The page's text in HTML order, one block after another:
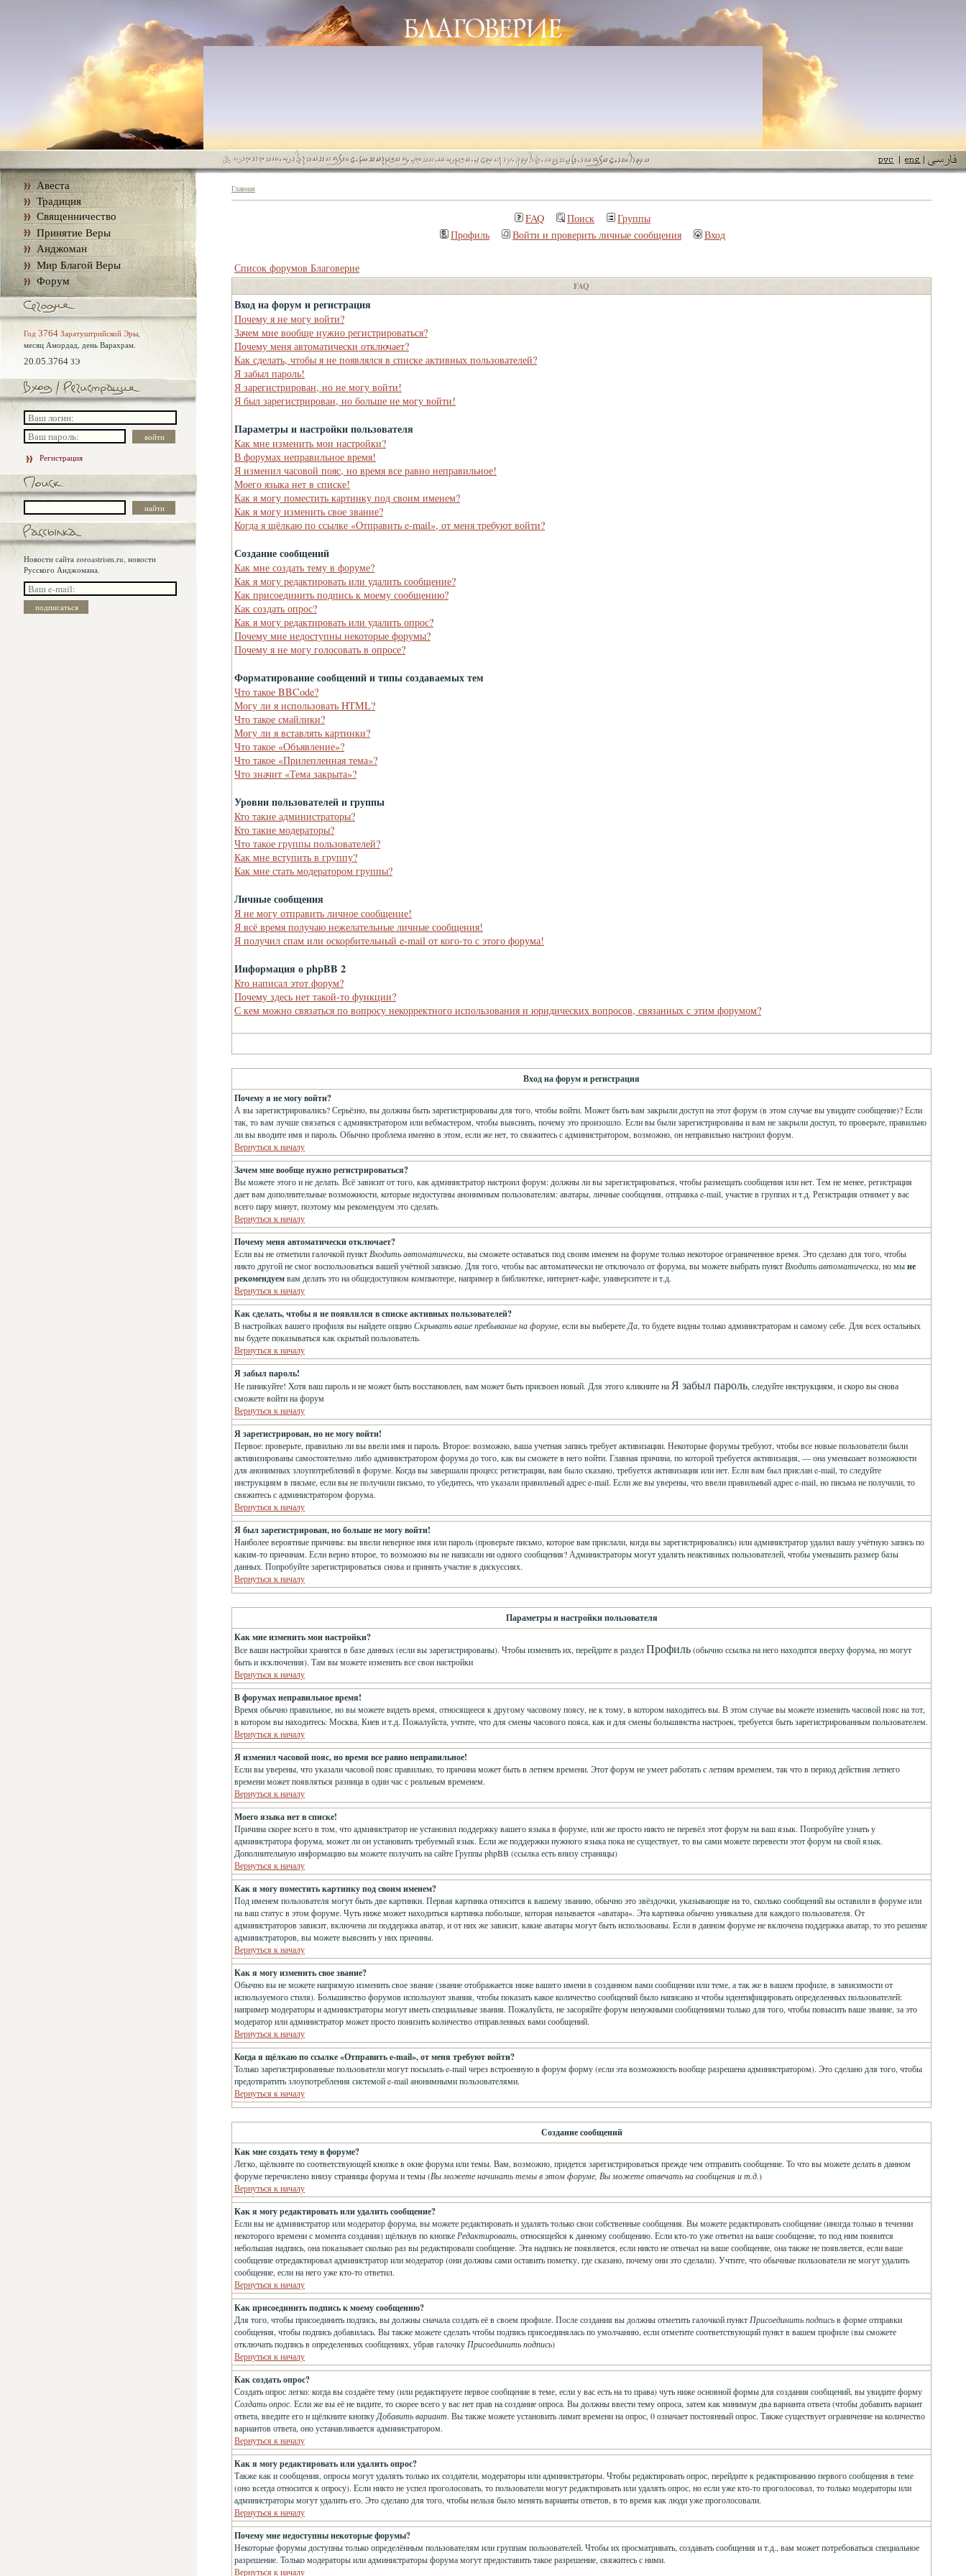
Авеста
Традиция
Священничество
Принятие Веры
Анджоман
Мир Благой Веры
Форум
Год 3764 Заратуштрийской Эры,
месяц Амордад, день Варахрам.
20.05.3764 ЗЭ
Регистрация
Новости сайта zoroastrism.ru, новости
Русского Анджомана.
Главная
FAQ Поиск
Группы
Профиль
Войти и проверить личные сообщения Вход
Список форумов Благоверие
FAQ
Вход на форум и регистрация
Почему я не могу войти?
Зачем мне вообще нужно регистрироваться?
Почему меня автоматически отключает?
Как сделать, чтобы я не появлялся в списке активных пользователей?
Я забыл пароль!
Я зарегистрирован, но не могу войти!
Я был зарегистрирован, но больше не могу войти!
Параметры и настройки пользователя
Как мне изменить мои настройки?
В форумах неправильное время!
Я изменил часовой пояс, но время все равно неправильное!
Моего языка нет в списке!
Как я могу поместить картинку под своим именем?
Как я могу изменить свое звание?
Когда я щёлкаю по ссылке «Отправить e-mail», от меня требуют войти?
Создание сообщений
Как мне создать тему в форуме?
Как я могу редактировать или удалить сообщение?
Как присоединить подпись к моему сообщению?
Как создать опрос?
Как я могу редактировать или удалить опрос?
Почему мне недоступны некоторые форумы?
Почему я не могу голосовать в опросе?
Форматирование сообщений и типы создаваемых тем
Что такое BBCode?
Могу ли я использовать HTML?
Что такое смайлики?
Могу ли я вставлять картинки?
Что такое «Объявление»?
Что такое «Прилепленная тема»?
Что значит «Тема закрыта»?
Уровни пользователей и группы
Кто такие администраторы?
Кто такие модераторы?
Что такое группы пользователей?
Как мне вступить в группу?
Как мне стать модератором группы?
Личные сообщения
Я не могу отправить личное сообщение!
Я всё время получаю нежелательные личные сообщения!
Я получил спам или оскорбительный e-mail от кого-то с этого форума!
Информация о phpBB 2
Кто написал этот форум?
Почему здесь нет такой-то функции?
С кем можно связаться по вопросу некорректного использования и юридических вопросов, связанных с этим форумом?
Вход на форум и регистрация
Почему я не могу войти?
А вы зарегистрировались? Серьёзно, вы должны быть зарегистрированы для того, чтобы войти. Может быть вам закрыли доступ на этот форум (в этом случае вы увидите сообщение)? Если
так, то вам лучше связаться с администратором или вебмастером, чтобы выяснить, почему это произошло. Если вы были зарегистрированы и вам не закрыли доступ, то проверьте, правильно
ли вы вводите имя и пароль. Обычно проблема именно в этом, если же нет, то свяжитесь с администратором, возможно, он неправильно настроил форум.
Вернуться к началу
Зачем мне вообще нужно регистрироваться?
Вы можете этого и не делать. Всё зависит от того, как администратор настроил форум: должны ли вы зарегистрироваться, чтобы размещать сообщения или нет. Тем не менее, регистрация
дает вам дополнительные возможности, которые недоступны анонимным пользователям: аватары, личные сообщения, отправка e-mail, участие в группах и т.д. Регистрация отнимет у вас
всего пару минут, поэтому мы рекомендуем это сделать.
Вернуться к началу
Почему меня автоматически отключает?
Если вы не отметили галочкой пункт Входить автоматически, вы сможете оставаться под своим именем на форуме только некоторое ограниченное время. Это сделано для того, чтобы
никто другой не смог воспользоваться вашей учётной записью. Для того, чтобы вас автоматически не отключало от форума, вы можете выбрать пункт Входить автоматически, но мыне
рекомендуемвам делать это на общедоступном компьютере, например в библиотеке, интернет-кафе, университете и т.д.
Вернуться к началу
Как сделать, чтобы я не появлялся в списке активных пользователей?
В настройках вашего профиля вы найдете опциюСкрывать ваше пребывание на форуме, если вы выберетеДа, то будете видны только администраторам и самому себе. Для всех остальных
вы будете показываться как скрытый пользователь.
Вернуться к началу
Я забыл пароль!
Не паникуйте! Хотя ваш пароль и не может быть восстановлен, вам может быть присвоен новый. Для этого кликните на Я забыл пароль, следуйте инструкциям, и скоро вы снова
сможете войти на форум
Вернуться к началу
Я зарегистрирован, но не могу войти!
Первое: проверьте, правильно ли вы ввели имя и пароль. Второе: возможно, ваша учетная запись требует активизации. Некоторые форумы требуют, чтобы все новые пользователи были
активизированы самостоятельно либо администратором форума до того, как вы сможете в него войти. Главная причина, по которой требуется активизация, — она уменьшает возможности
для анонимных злоупотреблений в форуме. Когда вы завершали процесс регистрации, вам было сказано, требуется активизация или нет. Если вам был прислан e-mail, то следуйте
инструкциям в письме, если вы не получили письмо, то убедитесь, что указали правильный адрес e-mail. Если же вы уверены, что ввели правильный адрес e-mail, но письма не получили, то
свяжитесь с администратором форума.
Вернуться к началу
Я был зарегистрирован, но больше не могу войти!
Наиболее вероятные причины: вы ввели неверное имя или пароль (проверьте письмо, которое вам прислали, когда вы зарегистрировались) или администратор удалил вашу учётную запись по
каким-то причинам. Если верно второе, то возможно вы не написали ни одного сообщения? Администраторы могут удалять неактивных пользователей, чтобы уменьшить размер базы
данных. Попробуйте зарегистрироваться снова и принять участие в дискуссиях.
Вернуться к началу
Параметры и настройки пользователя
Как мне изменить мои настройки?
Все ваши настройки хранятся в базе данных (если вы зарегистрированы). Чтобы изменить их, перейдите в разделПрофиль(обычно ссылка на него находится вверху форума, но могут
быть и исключения). Там вы можете изменить все свои настройки
Вернуться к началу
В форумах неправильное время!
Время обычно правильное, но вы можете видеть время, относящееся к другому часовому поясу, не к тому, в котором находитесь вы. В этом случае вы можете изменить часовой пояс на тот,
в котором вы находитесь: Москва, Киев и т.д. Пожалуйста, учтите, что для смены часового пояса, как и для смены большинства настроек, требуется быть зарегистрированным пользователем.
Вернуться к началу
Я изменил часовой пояс, но время все равно неправильное!
Если вы уверены, что указали часовой пояс правильно, то причина может быть в летнем времени. Этот форум не умеет работать с летним временем, так что в период действия летнего
времени может появляться разница в один час с реальным временем.
Вернуться к началу
Моего языка нет в списке!
Причина скорее всего в том, что администратор не установил поддержку вашего языка в форуме, или же просто никто не перевёл этот форум на ваш язык. Попробуйте узнать у
администратора форума, может ли он установить требуемый язык. Если же поддержки нужного языка пока не существует, то вы сами можете перевести этот форум на свой язык.
Дополнительную информацию вы можете получить на сайте Группы phpBB (ссылка есть внизу страницы)
Вернуться к началу
Как я могу поместить картинку под своим именем?
Под именем пользователя могут быть две картинки. Первая картинка относится к вашему званию, обычно это звёздочки, указывающие на то, сколько сообщений вы оставили в форуме или
на ваш статус в этом форуме. Чуть ниже может находиться картинка побольше, которая называется «аватара». Эта картинка обычно уникальна для каждого пользователя. От
администраторов зависит, включена ли поддержка аватар, и от них же зависит, какие аватары могут быть использованы. Если в данном форуме не включена поддержка аватар, то это решение
администраторов, вы можете выяснить у них причины.
Вернуться к началу
Как я могу изменить свое звание?
Обычно вы не можете напрямую изменить свое звание (звание отображается ниже вашего имени в созданном вами сообщении или теме, а так же в вашем профиле, в зависимости от
используемого стиля). Большинство форумов используют звания, чтобы показать какое количество сообщений было написано и чтобы идентифицировать определенных пользователей:
например модераторы и администраторы могут иметь специальные звания. Пожалуйста, не засоряйте форум ненужными сообщениями только для того, чтобы повысить ваше звание, за это
модератор или администратор может просто понизить количество отправленных вами сообщений.
Вернуться к началу
Когда я щёлкаю по ссылке «Отправить e-mail», от меня требуют войти?
Только зарегистрированные пользователи могут посылать e-mail через встроенную в форум форму (если эта возможность вообще разрешена администратором). Это сделано для того, чтобы
предотвратить злоупотребления системой e-mail анонимными пользователями.
Вернуться к началу
Создание сообщений
Как мне создать тему в форуме?
Легко, щёлкните по соответствующей кнопке в окне форума или темы. Вам, возможно, придется зарегистрироваться прежде чем отправить сообщение. То что вы можете делать в данном
форуме перечислено внизу страницы форума и темы (Вы можете начинать темы в этом форуме, Вы можете отвечать на сообщения и т.д.)
Вернуться к началу
Как я могу редактировать или удалить сообщение?
Если вы не администратор или модератор форума, вы можете редактировать и удалять только свои собственные сообщения. Вы можете редактировать сообщение (иногда только в течении
некоторого времени с момента создания) щёлкнув по кнопке Редактировать, относящейся к данному сообщению. Если кто-то уже ответил на ваше сообщение, то под ним появится
небольшая надпись, она показывает сколько раз вы редактировали сообщение. Эта надпись не появляется, если никто не отвечал на ваше сообщение, она также не появляется, если ваше
сообщение отредактировал администратор или модератор (они должны сами оставить пометку, где сказано, почему они это сделали). Учтите, что обычные пользователи не могут удалить
сообщение, если на него уже кто-то ответил.
Вернуться к началу
Как присоединить подпись к моему сообщению?
Для того, чтобы присоединить подпись, вы должны сначала создать её в своем профиле. После создания вы должны отметить галочкой пункт Присоединить подписьв форме отправки
сообщения, чтобы подпись добавилась. Вы также можете сделать чтобы подпись присоединялась по умолчанию, если отметите соответствующий пункт в вашем профиле (вы сможете
отключать подпись в определенных сообщениях, убрав галочку Присоединить подпись)
Вернуться к началу
Как создать опрос?
Создать опрос легко: когда вы создаёте тему (или редактируете первое сообщение в теме, если у вас есть на то права) чуть ниже основной формы для создания сообщений, вы увидите форму
Создать опрос. Если же вы её не видите, то скорее всего у вас нет прав на создание опроса. Вы должны ввести тему опроса, затем как минимум два варианта ответа (чтобы добавить вариант
ответа, введите его и щёлкните кнопкуДобавить вариант. Вы также можете установить лимит времени на опрос, 0 означает постоянный опрос. Также существует ограничение на количество
вариантов ответа, оно устанавливается администратором.
Вернуться к началу
Как я могу редактировать или удалить опрос?
Также как и сообщения, опросы могут удалять только их создатели, модераторы или администраторы. Чтобы редактировать опрос, перейдите к редактированию первого сообщения в теме
(оно всегда относится к опросу). Если никто не успел проголосовать, то пользователи могут редактировать или удалять опрос, но если уже кто-то проголосовал, то только модераторы или
администраторы могут удалить его. Это сделано для того, чтобы нельзя было менять варианты ответов, в то время как люди уже проголосовали.
Вернуться к началу
Почему мне недоступны некоторые форумы?
Некоторые форумы доступны только определённым пользователям или группам пользователей. Чтобы их просматривать, создавать сообщения и т.д., вам может потребоваться специальное
разрешение. Только модераторы или администраторы форума могут предоставить такое разрешение, свяжитесь с ними.
Вернуться к началу